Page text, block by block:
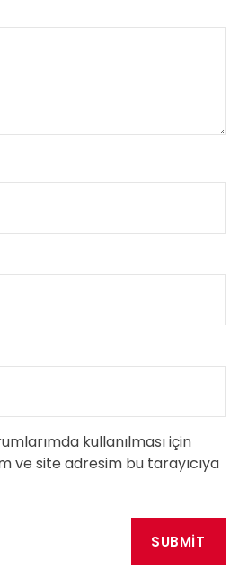
kullanılması için
ve site adresim bu tarayıcıya